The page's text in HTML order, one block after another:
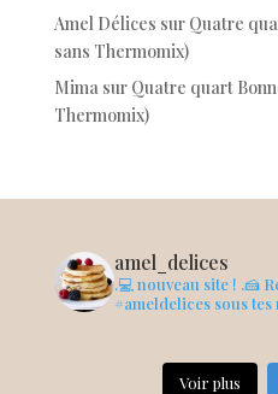
Amel Délices sur Quatre
sans Thermomix)
Mima sur Quatre quart
Thermomix)
amel_delices
.💻 nouveau site ! .🍰
#ameldelices sous tes
Voir plus